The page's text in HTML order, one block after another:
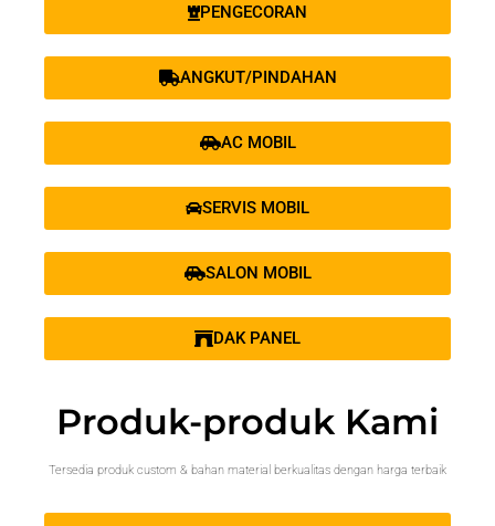
PENGECORAN
ANGKUT/PINDAHAN
AC MOBIL
SERVIS MOBIL
SALON MOBIL
DAK PANEL
Produk-produk Kami
Tersedia produk custom & bahan material berkualitas dengan harga terbaik